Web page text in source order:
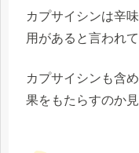
カプサイシンは辛
用があると言われて
カプサイシンも含
果をもたらすのか